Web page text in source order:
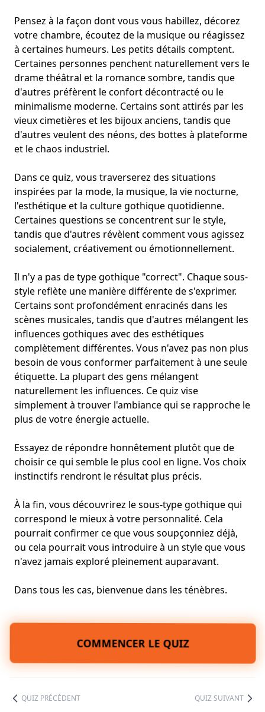
Pensez à la façon dont vous vous habillez, décorez
votre chambre, écoutez de la musique ou réagissez
à certaines humeurs. Les petits détails comptent.
Certaines personnes penchent naturellement vers le
drame théâtral et la romance sombre, tandis que
d'autres préfèrent le confort décontracté ou le
minimalisme moderne. Certains sont attirés par les
vieux cimetières et les bijoux anciens, tandis que
d'autres veulent des néons, des bottes à plateforme
et le chaos industriel.
Dans ce quiz, vous traverserez des situations
inspirées par la mode, la musique, la vie nocturne,
l'esthétique et la culture gothique quotidienne.
Certaines questions se concentrent sur le style,
tandis que d'autres révèlent comment vous agissez
socialement, créativement ou émotionnellement.
Il n'y a pas de type gothique "correct". Chaque sous-
style reflète une manière différente de s'exprimer.
Certains sont profondément enracinés dans les
scènes musicales, tandis que d'autres mélangent les
influences gothiques avec des esthétiques
complètement différentes. Vous n'avez pas non plus
besoin de vous conformer parfaitement à une seule
étiquette. La plupart des gens mélangent
naturellement les influences. Ce quiz vise
simplement à trouver l'ambiance qui se rapproche le
plus de votre énergie actuelle.
Essayez de répondre honnêtement plutôt que de
choisir ce qui semble le plus cool en ligne. Vos choix
instinctifs rendront le résultat plus précis.
À la fin, vous découvrirez le sous-type gothique qui
correspond le mieux à votre personnalité. Cela
pourrait confirmer ce que vous soupçonniez déjà,
ou cela pourrait vous introduire à un style que vous
n'avez jamais exploré pleinement auparavant.
Dans tous les cas, bienvenue dans les ténèbres.
COMMENCER LE QUIZ
QUIZ PRÉCÉDENT QUIZ SUIVANT